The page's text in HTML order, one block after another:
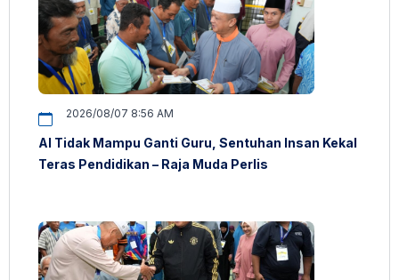
2026/08/07 8:56 AM
AI Tidak Mampu Ganti Guru, Sentuhan Insan Kekal
Teras Pendidikan – Raja Muda Perlis